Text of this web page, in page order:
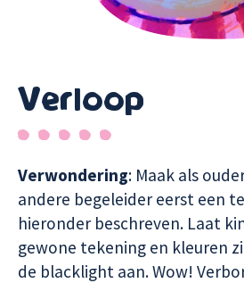
Verloop
Verwondering: Maak als
andere begeleider eerst een
hieronder beschreven. Laat
gewone tekening en kleuren
de blacklight aan. Wow!